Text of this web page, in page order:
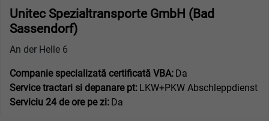
Unitec Spezialtransporte GmbH (Bad
Sassendorf)
An der Helle 6
Companie specializată certificată VBA: Da
Service tractari si depanare pt: LKW+PKW Abschleppdienst
Serviciu 24 de ore pe zi: Da